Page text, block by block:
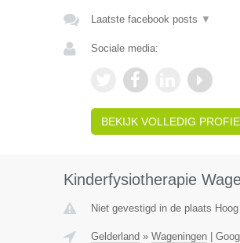
Laatste facebook posts ▼
Sociale media:
BEKIJK VOLLEDIG
Kinderfysiotherapie
Niet gevestigd in de plaats
Gelderland » Wageningen|